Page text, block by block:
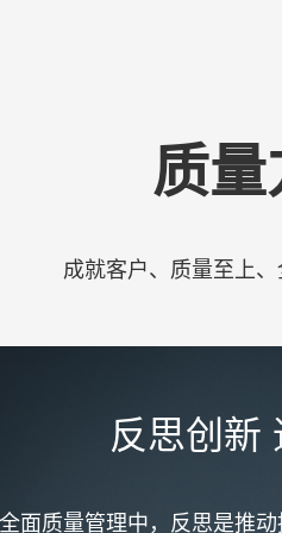
质量
成就客户、质量至上
反思创新
面质量管理中，反思是推